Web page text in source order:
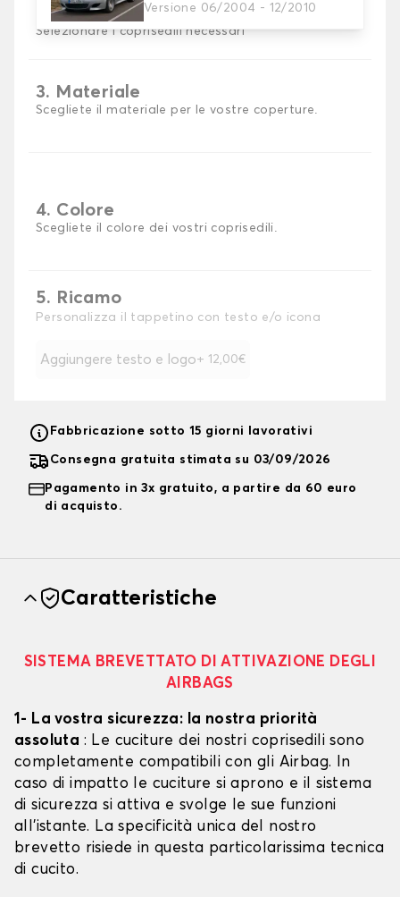
Versione 06/2004 - 12/2010
2. Set di coperture
Selezionare i coprisedili necessari
3. Materiale
Scegliete il materiale per le vostre coperture.
4. Colore
Scegliete il colore dei vostri coprisedili.
5. Ricamo
Personalizza il tappetino con testo e/o icona
Aggiungere testo e logo + 12,00€
Fabbricazione sotto 15 giorni lavorativi
Consegna gratuita stimata su 03/09/2026
Pagamento in 3x gratuito, a partire da 60 euro
di acquisto.
Caratteristiche
SISTEMA BREVETTATO DI ATTIVAZIONE DEGLI
AIRBAGS
1- La vostra sicurezza: la nostra priorità
assoluta : Le cuciture dei nostri coprisedili sono
completamente compatibili con gli Airbag. In
caso di impatto le cuciture si aprono e il sistema
di sicurezza si attiva e svolge le sue funzioni
all'istante. La specificità unica del nostro
brevetto risiede in questa particolarissima tecnica
di cucito.